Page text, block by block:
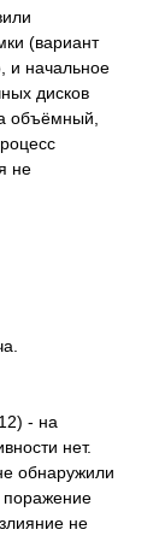
(вариант
и начальное
дисков
объёмный,
не
- на
нет.
обнаружили
поражение
не